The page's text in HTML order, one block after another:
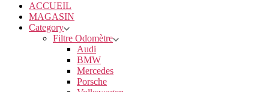
ACCUEIL
MAGASIN
Category
Filtre Odomètre
Audi
BMW
Mercedes
Porsche